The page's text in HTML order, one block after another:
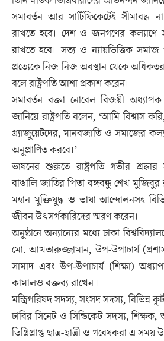
সমাবর্তন আর সার্টিফিকেটেই সীমাবদ্ধ
রাখতে হবে। দেশ ও জনগণের কল্যাণে
রাখতে হবে। সত্য ও ন্যায়ভিত্তিক সমাজ
প্রত্যেকে নিজ নিজ অবস্থান থেকে
বলে রাষ্ট্রপতি আশা প্রকাশ করেন।
সমাবর্তন বক্তা নোবেল বিজয়ী
জানিয়ে রাষ্ট্রপতি বলেন, ‘আমি বিশ্বাস
গ্র্যাজুয়েটদের, মানবজাতি ও সমাজের
অনুপ্রাণিত করবে।’
ভাষনের শুরুতে রাষ্ট্রপতি গভীর শ্রদ্ধার
বাঙালি জাতির পিতা বঙ্গবন্ধু শেখ
মহান মুক্তিযুদ্ধ ও ভাষা আন্দোলনসহ
জীবন উৎসর্গকারিদের স্মরণ করেন।
অনুষ্ঠানে অন্যান্যের মধ্যে ঢাকা
মো. আখতারুজ্জামান, উপ-উপাচার্য
সামাদ এবং উপ-উপাচার্য (শিক্ষা)
কামালও বক্তব্য রাখেন ।
মন্ত্রিপরিষদ সদস্য, সংসদ সদস্য, বিভিন্ন
ঢাবির সিনেট ও সিন্ডিকেট সদস্য, শিক্ষক,
ডিগ্রিপ্রাপ্ত ছাত্র-ছাত্রী ও গবেষকরা এ সময়